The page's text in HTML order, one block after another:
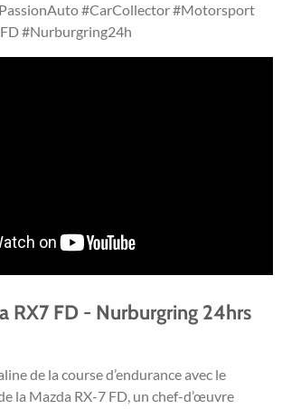
#CarCollector#Motorsport
#Nurburgring24h
RX7 FD - Nurburgring 24hrs
de la course d’endurance avec le
la Mazda RX-7 FD, un chef-d’œuvre